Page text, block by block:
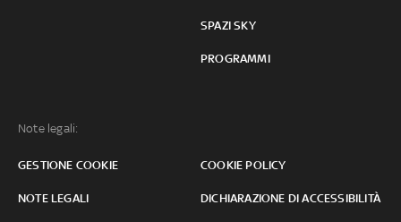
SPAZI SKY
PROGRAMMI
Note legali:
GESTIONE COOKIE COOKIE POLICY
NOTE LEGALI DICHIARAZIONE DI ACCESSIBILITÀ